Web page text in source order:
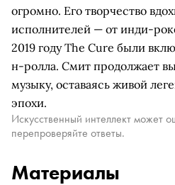
огромно. Его творчество
исполнителей — от инди-
2019 году The Cure были
н-ролла. Смит продолжает
музыку, оставаясь живой
эпохи.
Искусственный интеллект может
перепроверяйте ответы.
Материалы